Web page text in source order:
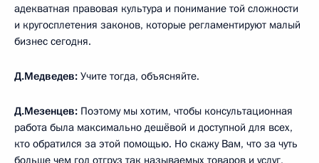
адекватная правовая культура и понимание той сложности
и кругосплетения законов, которые регламентируют малый
бизнес сегодня.
Д.Медведев: Учите тогда, объясняйте.
Д.Мезенцев: Поэтому мы хотим, чтобы консультационная
работа была максимально дешёвой и доступной для всех,
кто обратился за этой помощью. Но скажу Вам, что за чуть
больше чем год отгруз так называемых товаров и услуг,